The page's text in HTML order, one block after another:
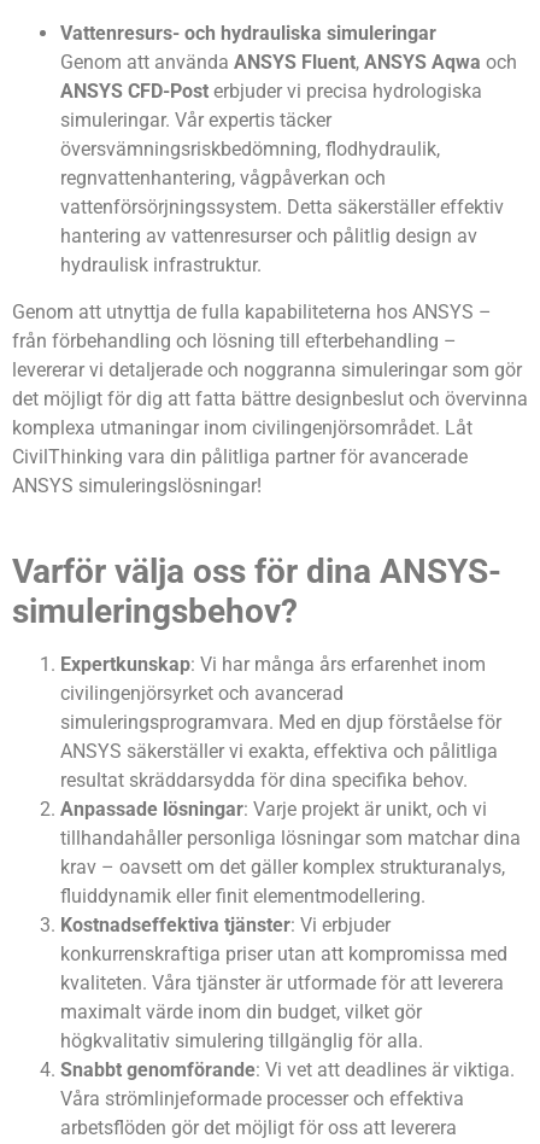
Vattenresurs- och hydrauliska simuleringar
Genom att använda ANSYS Fluent, ANSYS Aqwa och
ANSYS CFD-Post erbjuder vi precisa hydrologiska
simuleringar. Vår expertis täcker
översvämningsriskbedömning, flodhydraulik,
regnvattenhantering, vågpåverkan och
vattenförsörjningssystem. Detta säkerställer effektiv
hantering av vattenresurser och pålitlig design av
hydraulisk infrastruktur.
Genom att utnyttja de fulla kapabiliteterna hos ANSYS –
från förbehandling och lösning till efterbehandling –
levererar vi detaljerade och noggranna simuleringar som gör
det möjligt för dig att fatta bättre designbeslut och övervinna
komplexa utmaningar inom civilingenjörsområdet. Låt
CivilThinking vara din pålitliga partner för avancerade
ANSYS simuleringslösningar!
Varför välja oss för dina ANSYS-
simuleringsbehov?
Expertkunskap: Vi har många års erfarenhet inom
civilingenjörsyrket och avancerad
simuleringsprogramvara. Med en djup förståelse för
ANSYS säkerställer vi exakta, effektiva och pålitliga
resultat skräddarsydda för dina specifika behov.
Anpassade lösningar: Varje projekt är unikt, och vi
tillhandahåller personliga lösningar som matchar dina
krav – oavsett om det gäller komplex strukturanalys,
fluiddynamik eller finit elementmodellering.
Kostnadseffektiva tjänster: Vi erbjuder
konkurrenskraftiga priser utan att kompromissa med
kvaliteten. Våra tjänster är utformade för att leverera
maximalt värde inom din budget, vilket gör
högkvalitativ simulering tillgänglig för alla.
Snabbt genomförande: Vi vet att deadlines är viktiga.
Våra strömlinjeformade processer och effektiva
arbetsflöden gör det möjligt för oss att leverera